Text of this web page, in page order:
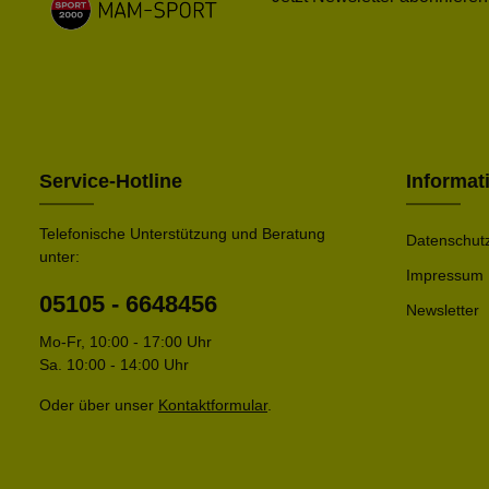
Service-Hotline
Telefonische Unterstützung und Beratung
unter:
05105 - 6648456
Mo-Fr, 10:00 - 17:00 Uhr
Sa. 10:00 - 14:00 Uhr
Oder über unser Kontaktformular.
Impressum
Newsletter